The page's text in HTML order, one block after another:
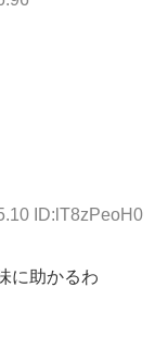
ID:lT8zPeoH0
に助かるわ